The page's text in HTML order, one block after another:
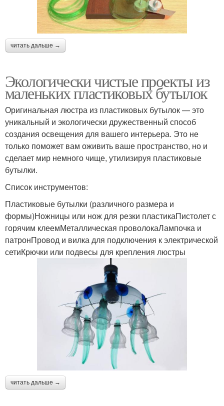
читать дальше →
Экологически чистые проекты из
маленьких пластиковых бутылок
Оригинальная люстра из пластиковых бутылок — это
уникальный и экологически дружественный способ
создания освещения для вашего интерьера. Это не
только поможет вам оживить ваше пространство, но и
сделает мир немного чище, утилизируя пластиковые
бутылки.
Список инструментов:
Пластиковые бутылки (различного размера и
формы)Ножницы или нож для резки пластикаПистолет с
горячим клеемМеталлическая проволокаЛампочка и
патронПровод и вилка для подключения к электрической
сетиКрючки или подвесы для крепления люстры
читать дальше →